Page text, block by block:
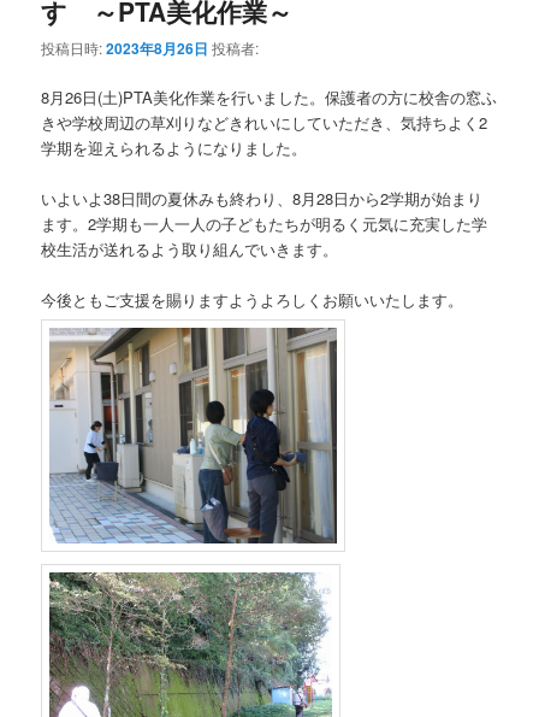
す ～PTA美化作業～
投稿日時:2023年8月26日 投稿者:
8月26日(土)PTA美化作業を行いました。保護者の方に校舎の窓ふ
きや学校周辺の草刈りなどきれいにしていただき、気持ちよく2
学期を迎えられるようになりました。
いよいよ38日間の夏休みも終わり、8月28日から2学期が始まり
ます。2学期も一人一人の子どもたちが明るく元気に充実した学
校生活が送れるよう取り組んでいきます。
今後ともご支援を賜りますようよろしくお願いいたします。